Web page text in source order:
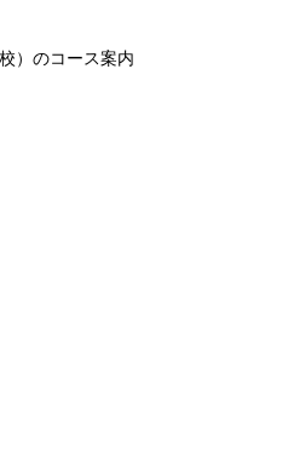
）のコース案内